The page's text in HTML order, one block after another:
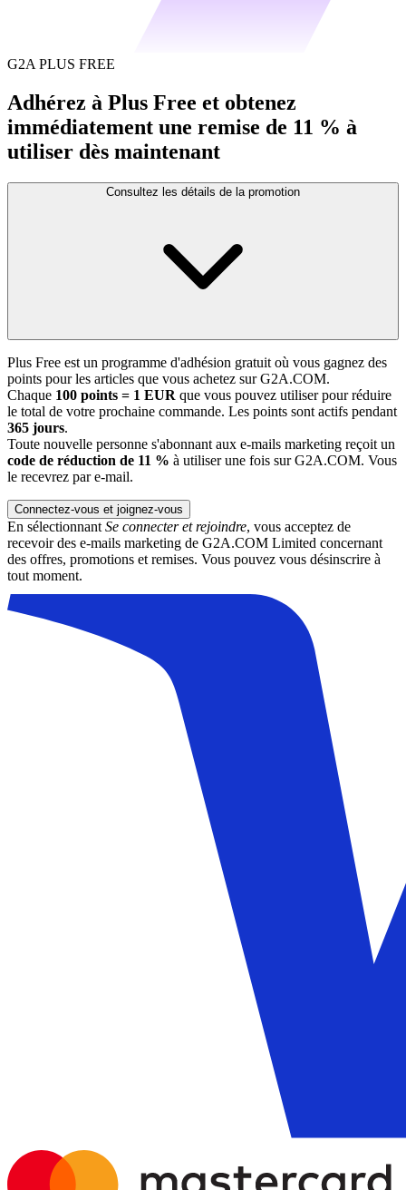
G2A PLUS FREE
Adhérez à Plus Free et obtenez
immédiatement une remise de 11 % à
utiliser dès maintenant
Consultez les détails de la promotion
Plus Free est un programme d'adhésion gratuit où vous gagnez des
points pour les articles que vous achetez sur G2A.COM.
Chaque 100 points = 1 EUR que vous pouvez utiliser pour réduire
le total de votre prochaine commande. Les points sont actifs pendant
365 jours.
Toute nouvelle personne s'abonnant aux e-mails marketing reçoit un
code de réduction de 11 % à utiliser une fois sur G2A.COM. Vous
le recevrez par e-mail.
Connectez-vous et joignez-vous
En sélectionnant Se connecter et rejoindre, vous acceptez de
recevoir des e-mails marketing de G2A.COM Limited concernant
des offres, promotions et remises. Vous pouvez vous désinscrire à
tout moment.